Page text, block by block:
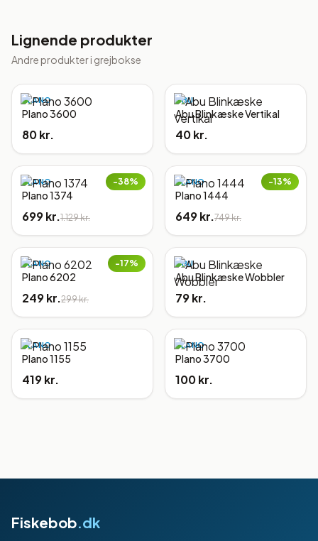
Lignende produkter
Andre produkter i grejbokse
PLANO
Plano 3600
80 kr.
ABU
Abu Blinkæske Vertikal
40 kr.
−38%
PLANO
Plano 1374
699 kr.1.129 kr.
−13%
PLANO
Plano 1444
649 kr.749 kr.
−17%
PLANO
Plano 6202
249 kr.299 kr.
ABU
Abu Blinkæske Wobbler
79 kr.
PLANO
Plano 1155
419 kr.
PLANO
Plano 3700
100 kr.
Fiskebob.dk